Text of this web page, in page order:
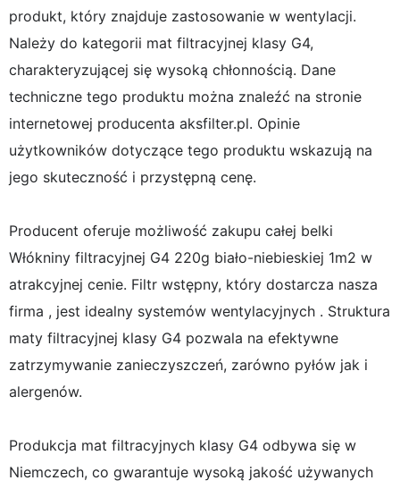
produkt, który znajduje zastosowanie w wentylacji.
Należy do kategorii mat filtracyjnej klasy G4,
charakteryzującej się wysoką chłonnością. Dane
techniczne tego produktu można znaleźć na stronie
internetowej producenta aksfilter.pl. Opinie
użytkowników dotyczące tego produktu wskazują na
jego skuteczność i przystępną cenę.
Producent oferuje możliwość zakupu całej belki
Włókniny filtracyjnej G4 220g biało-niebieskiej 1m2 w
atrakcyjnej cenie. Filtr wstępny, który dostarcza nasza
firma , jest idealny systemów wentylacyjnych . Struktura
maty filtracyjnej klasy G4 pozwala na efektywne
zatrzymywanie zanieczyszczeń, zarówno pyłów jak i
alergenów.
Produkcja mat filtracyjnych klasy G4 odbywa się w
Niemczech, co gwarantuje wysoką jakość używanych